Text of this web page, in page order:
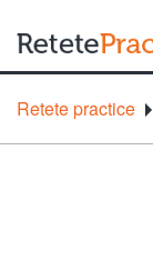
Retete practice